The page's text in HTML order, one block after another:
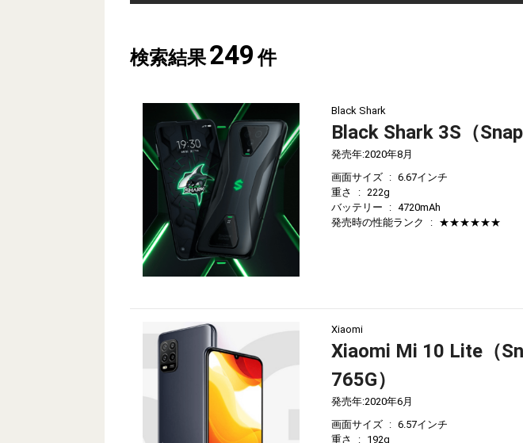
検索結果249 件
Black Shark
Black Shark 3S（
発売年:2020年8月
画面サイズ : 6.67インチ
重さ
: 222g
バッテリー
: 4720mAh
発売時の性能ランク
: ★★★★★★
Xiaomi
Xiaomi Mi 10 Lite（
765G）
発売年:2020年6月
画面サイズ : 6.57インチ
重さ
: 192g